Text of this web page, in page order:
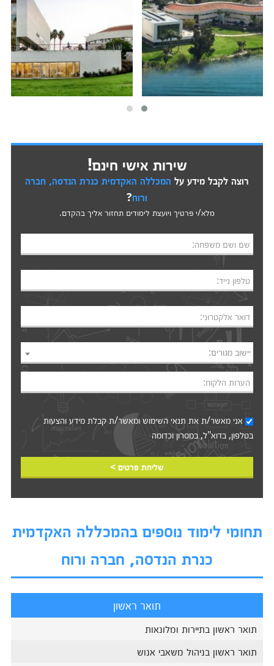
שירות אישי חינם!
רוצה לקבל מידע על המכללה האקדמית כנרת הנדסה, חברה
ורוח?
מלא/י פרטיך ויועצת לימודים תחזור אליך בהקדם.
שם ושם משפחה:
טלפון נייד:
דואר אלקטרוני:
יישוב מגורים:
הערות הלקוח:
אני מאשר/ת את תנאי השימושומאשר/ת קבלת מידע והצעות
בטלפון, בדוא"ל, במסרון וכדומה‎‎
שליחת פרטים >
תחומי לימוד נוספים בהמכללה האקדמית
כנרת הנדסה, חברה ורוח
תואר ראשון
תואר ראשון בתיירות ומלונאות
תואר ראשון בניהול משאבי אנוש